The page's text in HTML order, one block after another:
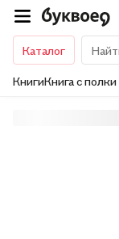
Каталог
КнигиКнига с полки